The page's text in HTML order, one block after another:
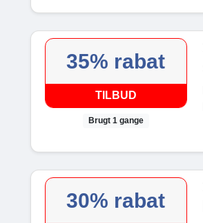
35% rabat
TILBUD
Brugt 1 gange
30% rabat